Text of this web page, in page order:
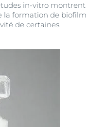
in-vitro montrent
la formation de biofilm
de certaines